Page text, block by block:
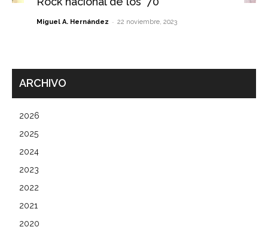
Miguel A. Hernández - 22 noviembre, 2023
ARCHIVO
2026
2025
2024
2023
2022
2021
2020